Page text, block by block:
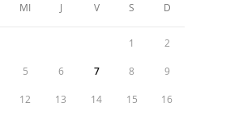
MI J V S D
1 2
5 6 7 8 9
12 13 14 15 16